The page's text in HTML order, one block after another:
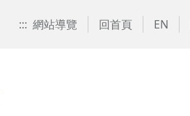
::: 網站導覽 回首頁 EN